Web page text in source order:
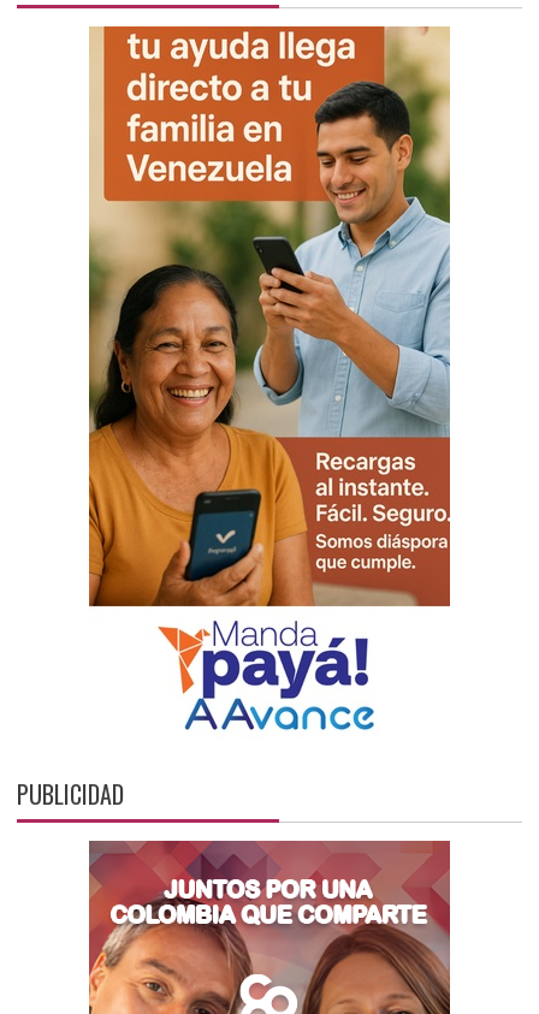
PUBLICIDAD